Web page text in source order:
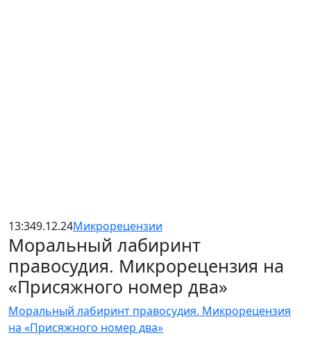
13:349.12.24Микрорецензии
Моральный лабиринт
правосудия. Микрорецензия на
«Присяжного номер два»
Моральный лабиринт правосудия. Микрорецензия
на «Присяжного номер два»